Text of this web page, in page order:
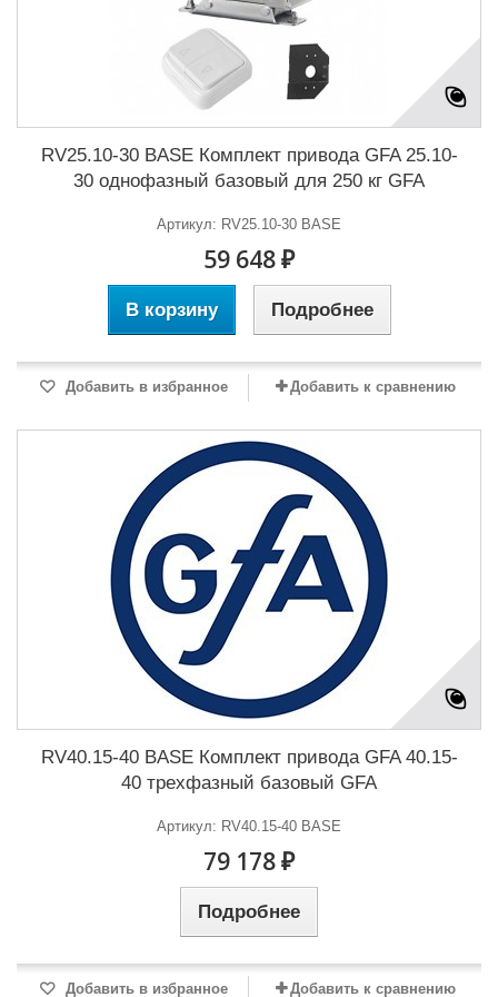
RV25.10-30 BASE Комплект привода GFA 25.10-
30 однофазный базовый для 250 кг GFA
Артикул: RV25.10-30 BASE
59 648 ₽
В корзину Подробнее
Добавить в избранное Добавить к сравнению
RV40.15-40 BASE Комплект привода GFA 40.15-
40 трехфазный базовый GFA
Артикул: RV40.15-40 BASE
79 178 ₽
Подробнее
Добавить в избранное Добавить к сравнению